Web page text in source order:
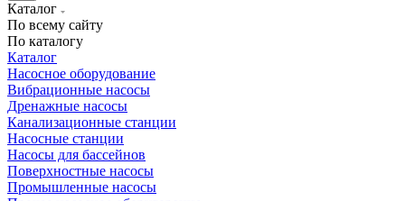
Каталог
По всему сайту
По каталогу
Каталог
Насосное оборудование
Вибрационные насосы
Дренажные насосы
Канализационные станции
Насосные станции
Насосы для бассейнов
Поверхностные насосы
Промышленные насосы